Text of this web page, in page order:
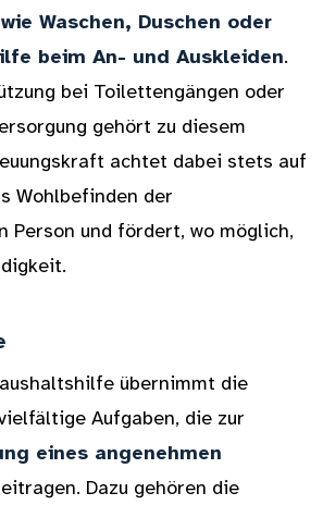
Waschen, Duschen oder
beim An- und Auskleiden.
bei Toilettengängen oder
gehört zu diesem
achtet dabei stets auf
Wohlbefinden der
Person und fördert, wo möglich,
übernimmt die
Aufgaben, die zur
eines angenehmen
Dazu gehören die